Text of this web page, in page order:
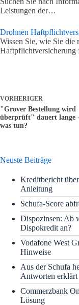
Leistungen der…
Drohnen
Wissen Sie, wie Sie die
VORHERIGER
"Grover Bestellung wird
überprüft" dauert lange
was tun?
Neuste Beiträge
Kreditbericht
Anleitung
Schufa-Score
Dispozinsen: Ab
Dispokredit an?
Vodafone West
Hinweise
Aus der Schufa
Antworten erklärt
Commerzbank
Lösung